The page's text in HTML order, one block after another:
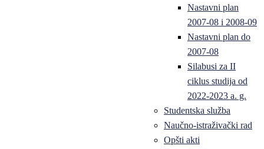
Nastavni plan
2007-08 i 2008-09
Nastavni plan do
2007-08
Silabusi za II
ciklus studija od
2022-2023 a. g.
Studentska služba
Naučno-istraživački rad
Opšti akti